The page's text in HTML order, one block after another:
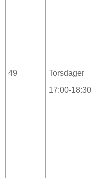
49
Torsdager
17:00-18:30